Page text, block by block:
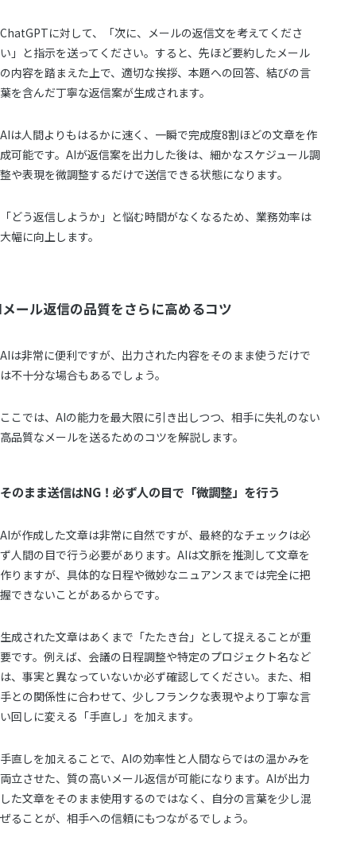
ChatGPTに対して、「次に、メールの返信文を考えてくださ
い」と指示を送ってください。すると、先ほど要約したメール
の内容を踏まえた上で、適切な挨拶、本題への回答、結びの言
葉を含んだ丁寧な返信案が生成されます。
AIは人間よりもはるかに速く、一瞬で完成度8割ほどの文章を作
成可能です。AIが返信案を出力した後は、細かなスケジュール調
整や表現を微調整するだけで送信できる状態になります。
「どう返信しようか」と悩む時間がなくなるため、業務効率は
大幅に向上します。
ール返信の品質をさらに高めるコツ
AIは非常に便利ですが、出力された内容をそのまま使うだけで
は不十分な場合もあるでしょう。
ここでは、AIの能力を最大限に引き出しつつ、相手に失礼のない
高品質なメールを送るためのコツを解説します。
そのまま送信はNG！必ず人の目で「微調整」を行う
AIが作成した文章は非常に自然ですが、最終的なチェックは必
ず人間の目で行う必要があります。AIは文脈を推測して文章を
作りますが、具体的な日程や微妙なニュアンスまでは完全に把
握できないことがあるからです。
生成された文章はあくまで「たたき台」として捉えることが重
要です。例えば、会議の日程調整や特定のプロジェクト名など
は、事実と異なっていないか必ず確認してください。また、相
手との関係性に合わせて、少しフランクな表現やより丁寧な言
い回しに変える「手直し」を加えます。
手直しを加えることで、AIの効率性と人間ならではの温かみを
両立させた、質の高いメール返信が可能になります。AIが出力
した文章をそのまま使用するのではなく、自分の言葉を少し混
ぜることが、相手への信頼にもつながるでしょう。